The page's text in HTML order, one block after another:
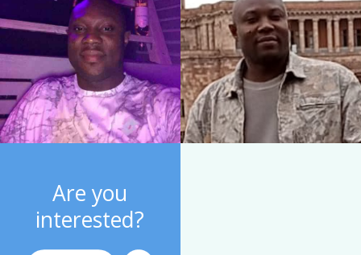
Are you
interested?